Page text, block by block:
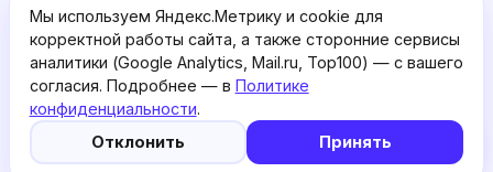
5
AI: Altair
SkyMoments
Pro
О проекте
Пользовательское
соглашение
Политика
конфиденциальности
English version
запрещённой в РФ.
Мы используем Яндекс.Метрику и cookie для
корректной работы сайта, а также сторонние сервисы
аналитики (Google Analytics, Mail.ru, Top100) — с вашего
согласия. Подробнее — в Политике
конфиденциальности.
Отклонить
Принять